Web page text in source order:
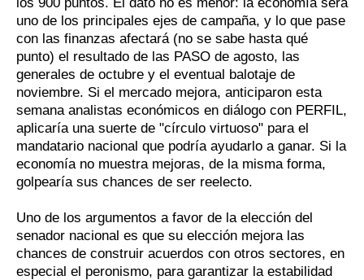
uno de los principales ejes de campaña, y lo que pase
con las finanzas afectará (no se sabe hasta qué
punto) el resultado de las PASO de agosto, las
generales de octubre y el eventual balotaje de
noviembre. Si el mercado mejora, anticiparon esta
semana analistas económicos en diálogo con PERFIL,
aplicaría una suerte de "círculo virtuoso" para el
mandatario nacional que podría ayudarlo a ganar. Si la
economía no muestra mejoras, de la misma forma,
golpearía sus chances de ser reelecto.
Uno de los argumentos a favor de la elección del
senador nacional es que su elección mejora las
chances de construir acuerdos con otros sectores, en
especial el peronismo, para garantizar la estabilidad